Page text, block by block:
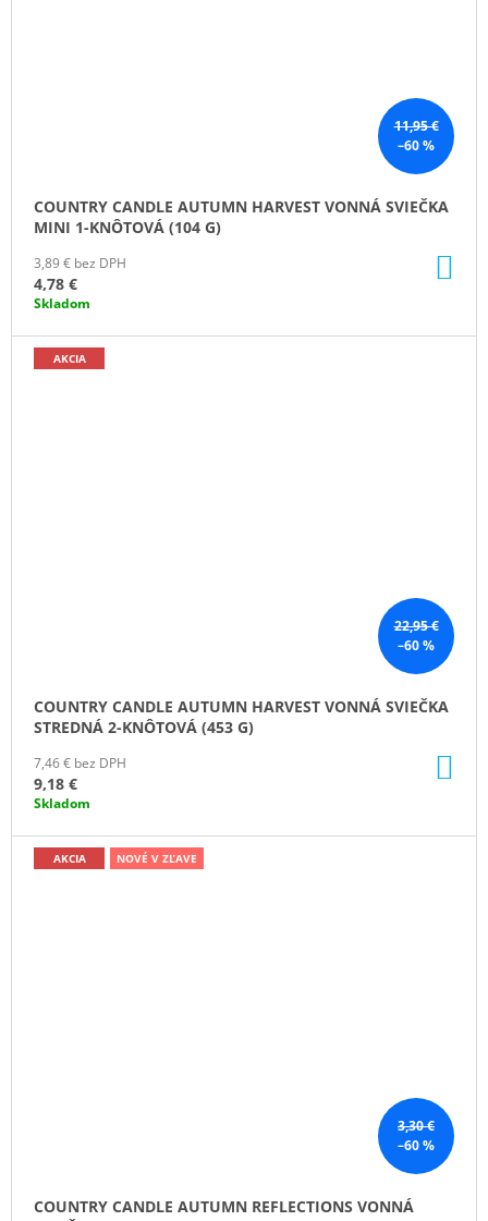
11,95 €
–60 %
COUNTRY CANDLE AUTUMN HARVEST VONNÁ SVIEČKA
MINI 1-KNÔTOVÁ (104 G)
3,89 € bez DPH
4,78 €
Skladom
22,95 €
–60 %
AKCIA
COUNTRY CANDLE AUTUMN HARVEST VONNÁ SVIEČKA
STREDNÁ 2-KNÔTOVÁ (453 G)
7,46 € bez DPH
9,18 €
Skladom
3,30 €
–60 %
AKCIA NOVÉ V ZĽAVE
COUNTRY CANDLE AUTUMN REFLECTIONS VONNÁ